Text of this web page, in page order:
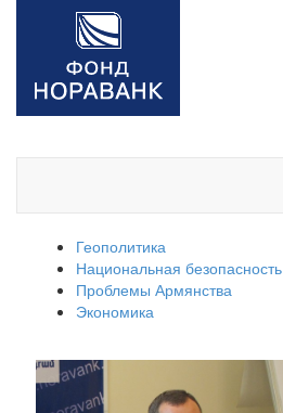
Геополитика
Национальная безопасность
Проблемы Армянства
Экономика